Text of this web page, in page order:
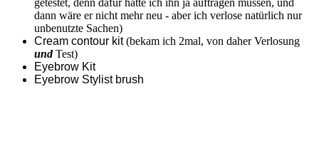
getestet, denn dafür hätte ich ihn ja auftragen müssen, und
dann wäre er nicht mehr neu - aber ich verlose natürlich nur
unbenutzte Sachen)
Cream contour kit(bekam ich 2mal, von daher Verlosung
undTest)
Eyebrow Kit
Eyebrow Stylist brush